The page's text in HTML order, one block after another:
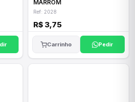
MARROM
Ref: 2028
R$ 3,75
Carrinho Pedir